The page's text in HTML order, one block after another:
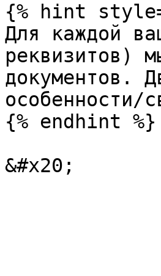
{% hint
Для каждой
реквизитов)
документов.
особенности/
{% endhint %}